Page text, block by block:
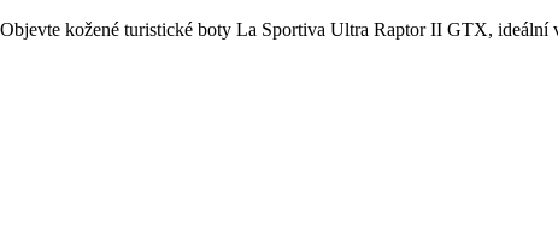
Objevte kožené turistické boty La Sportiva Ultra Raptor II GTX, ideální